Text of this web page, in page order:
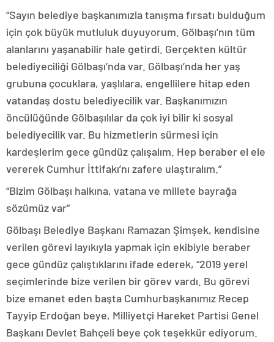
“Sayın belediye başkanımızla tanışma fırsatı bulduğum
için çok büyük mutluluk duyuyorum. Gölbaşı’nın tüm
alanlarını yaşanabilir hale getirdi. Gerçekten kültür
belediyeciliği Gölbaşı’nda var. Gölbaşı’nda her yaş
grubuna çocuklara, yaşlılara, engellilere hitap eden
vatandaş dostu belediyecilik var. Başkanımızın
öncülüğünde Gölbaşılılar da çok iyi bilir ki sosyal
belediyecilik var. Bu hizmetlerin sürmesi için
kardeşlerim gece gündüz çalışalım. Hep beraber el ele
vererek Cumhur İttifakı’nı zafere ulaştıralım.”
“Bizim Gölbaşı halkına, vatana ve millete bayrağa
sözümüz var”
Gölbaşı Belediye Başkanı Ramazan Şimşek, kendisine
verilen görevi layıkıyla yapmak için ekibiyle beraber
gece gündüz çalıştıklarını ifade ederek, “2019 yerel
seçimlerinde bize verilen bir görev vardı. Bu görevi
bize emanet eden başta Cumhurbaşkanımız Recep
Tayyip Erdoğan beye, Milliyetçi Hareket Partisi Genel
Başkanı Devlet Bahçeli beye çok teşekkür ediyorum.